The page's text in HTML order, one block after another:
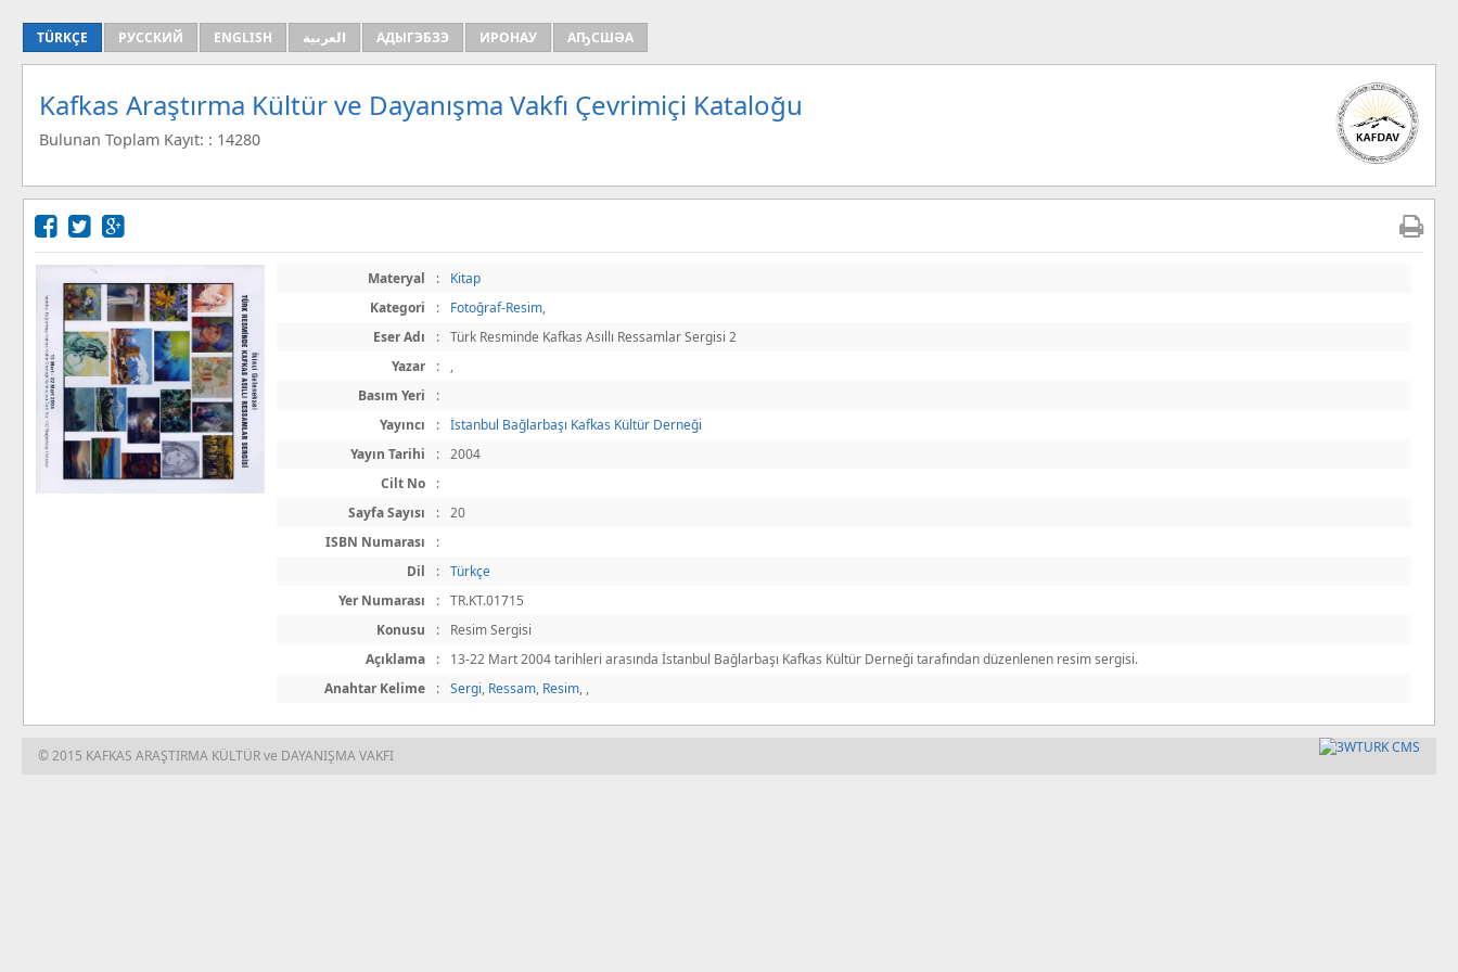
TÜRKÇE РУССКИЙ ENGLISH العربية АДЫГЭБЗЭ ИРОНАУ АҦСШӘА
Kafkas Araştırma Kültür ve Dayanışma Vakfı Çevrimiçi Kataloğu
Bulunan Toplam Kayıt: : 14280
Materyal :
Kitap
Kategori
: Fotoğraf-Resim,
Eser Adı
:
Türk Resminde Kafkas Asıllı Ressamlar Sergisi 2
Yazar
:
,
Basım Yeri
:
Yayıncı
:
İstanbul Bağlarbaşı Kafkas Kültür Derneği
Yayın Tarihi
:
2004
Cilt No
:
Sayfa Sayısı
:
20
ISBN Numarası
:
Dil
:
Türkçe
Yer Numarası
:
TR.KT.01715
Konusu
:
Resim Sergisi
Açıklama
:
13-22 Mart 2004 tarihleri arasında İstanbul Bağlarbaşı Kafkas Kültür Derneği tarafından düzenlenen resim sergisi.
Anahtar Kelime
: Sergi, Ressam, Resim, ,
© 2015 KAFKAS ARAŞTIRMA KÜLTÜR ve DAYANIŞMA VAKFI